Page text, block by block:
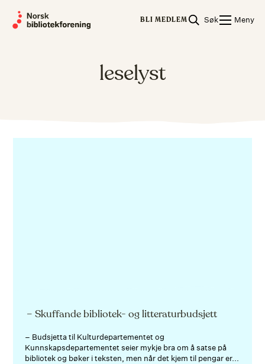
BLI MEDLEM Søk Meny
leselyst
– Skuffande bibliotek- og litteraturbudsjett
– Budsjetta til Kulturdepartementet og
Kunnskapsdepartementet seier mykje bra om å satse på
bibliotek og bøker i teksten, men når det kjem til pengar er...